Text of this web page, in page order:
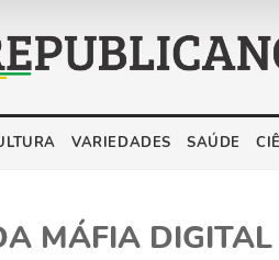
VARIEDADES SAÚDE
MÁFIA DIGITAL